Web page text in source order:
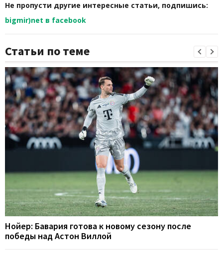
Не пропусти другие интересные статьи, подпишись:
bigmir)net в facebook
Статьи по теме
Нойер: Бавария готова к новому сезону после
победы над Астон Виллой